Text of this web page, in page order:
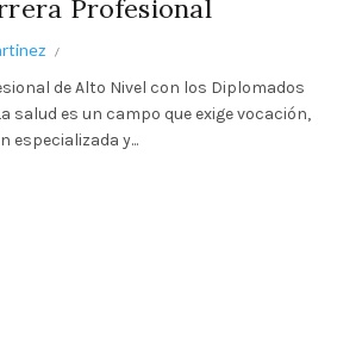
Profesional
de Alto Nivel con los Diplomados
salud es un campo que exige vocación,
especializada y...